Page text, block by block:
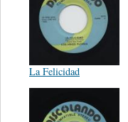
La Felicidad